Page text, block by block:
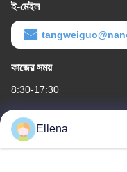
ই-মেইল
কাজের সময়
8:30-17:30
আমাদের ঠিকানা
কোম্পানির ঠিকানা
১১ নং জেলা, হুয়াইন ইন্ডাস্ট্রিয়াল
Ellena